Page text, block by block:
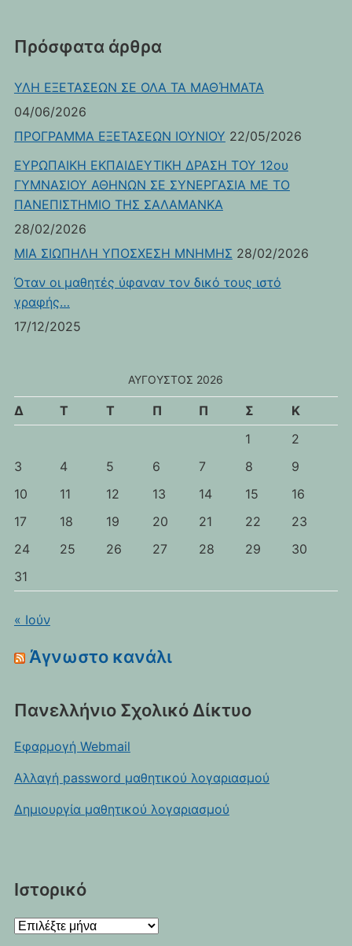
Πρόσφατα άρθρα
ΥΛΗ ΕΞΕΤΑΣΕΩΝ ΣΕ ΟΛΑ ΤΑ ΜΑΘΉΜΑΤΑ
04/06/2026
ΠΡΟΓΡΑΜΜΑ ΕΞΕΤΑΣΕΩΝ ΙΟΥΝΙΟΥ 22/05/2026
ΕΥΡΩΠΑΙΚΗ ΕΚΠΑΙΔΕΥΤΙΚΗ ΔΡΑΣΗ ΤΟΥ 12ου
ΓΥΜΝΑΣΙΟΥ ΑΘΗΝΩΝ ΣΕ ΣΥΝΕΡΓΑΣΙΑ ΜΕ ΤΟ
ΠΑΝΕΠΙΣΤΗΜΙΟ ΤΗΣ ΣΑΛΑΜΑΝΚΑ
28/02/2026
ΜΙΑ ΣΙΩΠΗΛΗ ΥΠΟΣΧΕΣΗ ΜΝΗΜΗΣ 28/02/2026
Όταν οι μαθητές ύφαναν τον δικό τους ιστό
γραφής…
17/12/2025
ΑΎΓΟΥΣΤΟΣ 2026
Δ Τ Τ Π Π Σ
Κ
1
2
3
4 5 6 7 8
9
10
11 12 13 14 15
16
17
18 19 20 21 22
23
24
25 26 27 28 29
30
31
« Ιούν
Άγνωστο κανάλι
Πανελλήνιο Σχολικό Δίκτυο
Εφαρμογή Webmail
Αλλαγή password μαθητικού λογαριασμού
Δημιουργία μαθητικού λογαριασμού
Ιστορικό
Ιστορικό